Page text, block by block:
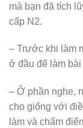
mà bạn đã tích
cấp N2.
– Trước khi làm
ở đầu để làm
– Ở phần nghe,
cho giống với
làm và chấm